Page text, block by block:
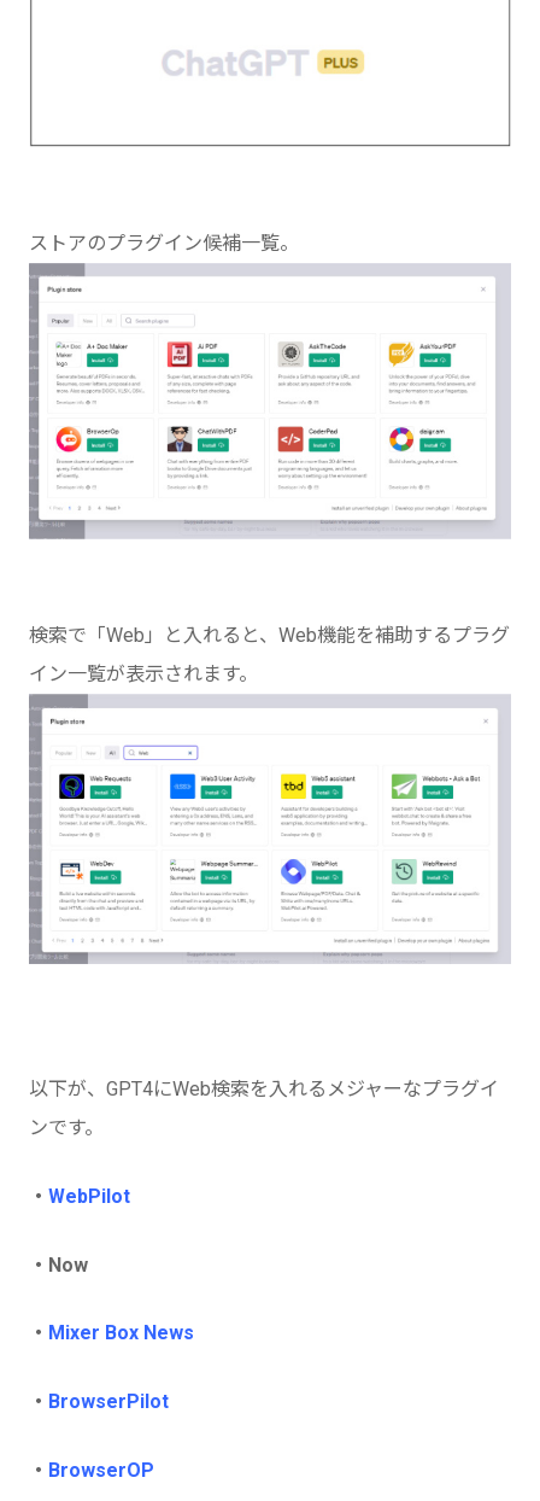
ストアのプラグイン候補一覧。
検索で「Web」と入れると、Web機能を補助するプラグ
イン一覧が表示されます。
以下が、GPT4にWeb検索を入れるメジャーなプラグイ
ンです。
・ WebPilot
・Now
・ Mixer Box News
・ BrowserPilot
・ BrowserOP